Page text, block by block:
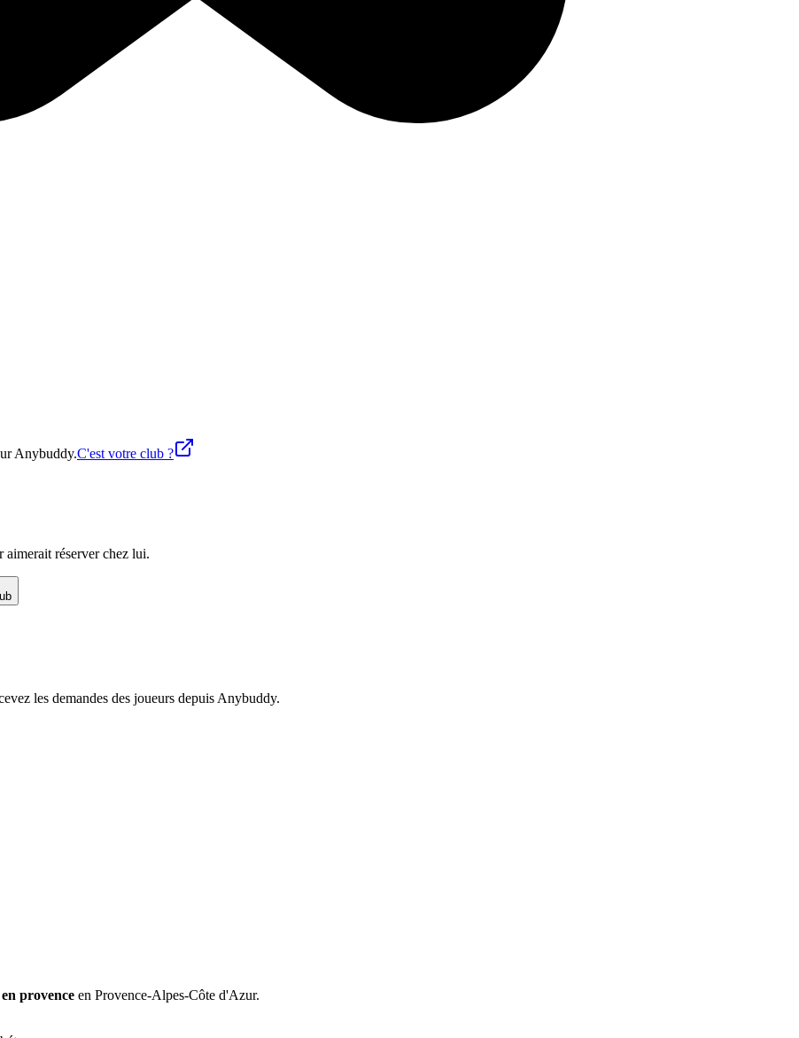
Anybuddy.C'est votre club ?
réserver chez lui.
les demandes des joueurs depuis Anybuddy.
provence en Provence-Alpes-Côte d'Azur.